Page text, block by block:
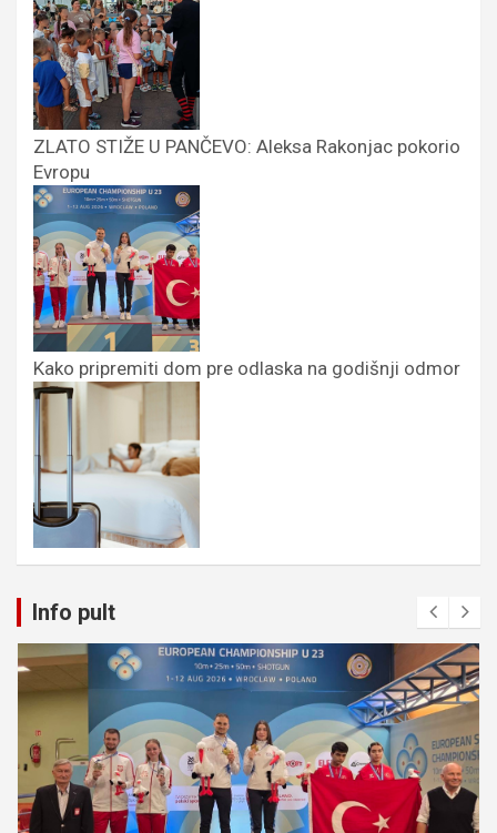
ZLATO STIŽE U PANČEVO: Aleksa Rakonjac pokorio
Evropu
Kako pripremiti dom pre odlaska na godišnji odmor
Info pult